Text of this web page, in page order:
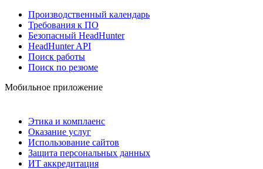
Производственный календарь
Требования к ПО
Безопасный HeadHunter
HeadHunter API
Поиск работы
Поиск по резюме
Мобильное приложение
Этика и комплаенс
Оказание услуг
Использование сайтов
Защита персональных данных
ИТ аккредитация